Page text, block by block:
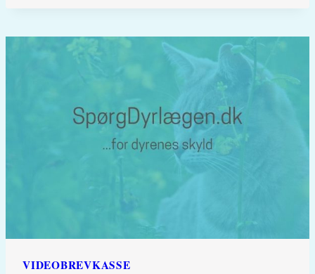
ER
FOR
HUNDE?
VIDEOBREVKASSE